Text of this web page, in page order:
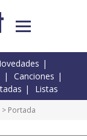
Canciones
Listas
> Portada